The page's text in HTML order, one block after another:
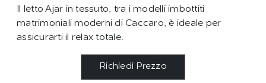
Il letto Ajar in tessuto, tra i modelli imbottiti
matrimoniali moderni di Caccaro, è ideale per
assicurarti il relax totale.
Richiedi Prezzo